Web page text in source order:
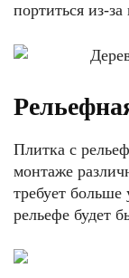
портиться из-
Плитка с
монтаже
требует больше
рельефе будет